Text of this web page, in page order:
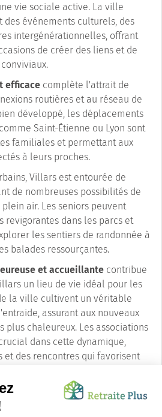
vie sociale active. La ville
événements culturels, des
intergénérationnelles, offrant
de créer des liens et de
efficace complète l'attrait de
routières et au réseau de
développé, les déplacements
Saint-Étienne ou Lyon sont
familiales et permettant aux
à leurs proches.
Villars est entourée de
de nombreuses possibilités de
air. Les seniors peuvent
revigorantes dans les parcs et
les sentiers de randonnée à
balades ressourçantes.
et accueillante contribue
un lieu de vie idéal pour les
la ville cultivent un véritable
assurant aux nouveaux
plus chaleureux. Les associations
dans cette dynamique,
et des rencontres qui favorisent
une résidence service senior,
proches un cadre de vie